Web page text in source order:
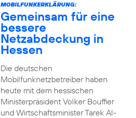
MOBILFUNKERKLÄRUNG:
Gemeinsam für eine
bessere
Netzabdeckung in
Hessen
Die deutschen
Mobilfunknetzbetreiber haben
heute mit dem hessischen
Ministerpräsident Volker Bouffier
und Wirtschaftsminister Tarek Al-